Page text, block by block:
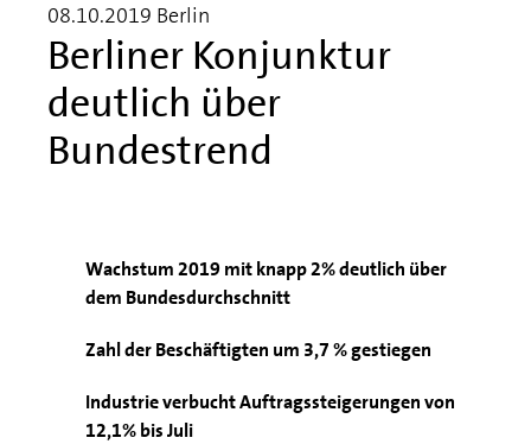
Berliner Konjunktur
deutlich über
Bundestrend
08.10.2019 Berlin
Wachstum 2019 mit knapp 2% deutlich über
dem Bundesdurchschnitt
Zahl der Beschäftigten um 3,7 % gestiegen
Industrie verbucht Auftragssteigerungen von
12,1% bis Juli